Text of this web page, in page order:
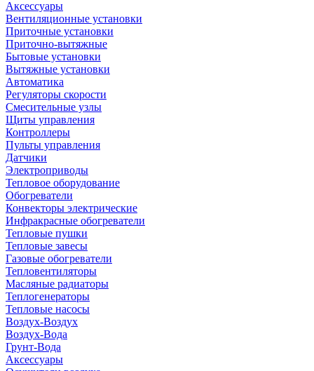
Аксессуары
Вентиляционные установки
Приточные установки
Приточно-вытяжные
Бытовые установки
Вытяжные установки
Автоматика
Регуляторы скорости
Смесительные узлы
Щиты управления
Контроллеры
Пульты управления
Датчики
Электроприводы
Тепловое оборудование
Обогреватели
Конвекторы электрические
Инфракрасные обогреватели
Тепловые пушки
Тепловые завесы
Газовые обогреватели
Тепловентиляторы
Масляные радиаторы
Теплогенераторы
Тепловые насосы
Воздух-Воздух
Воздух-Вода
Грунт-Вода
Аксессуары